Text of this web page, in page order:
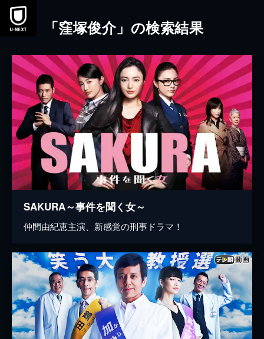
本文へスキップ
「窪塚俊介」の検索結果
SAKURA～事件を聞く女～
仲間由紀恵主演、新感覚の刑事ドラマ！